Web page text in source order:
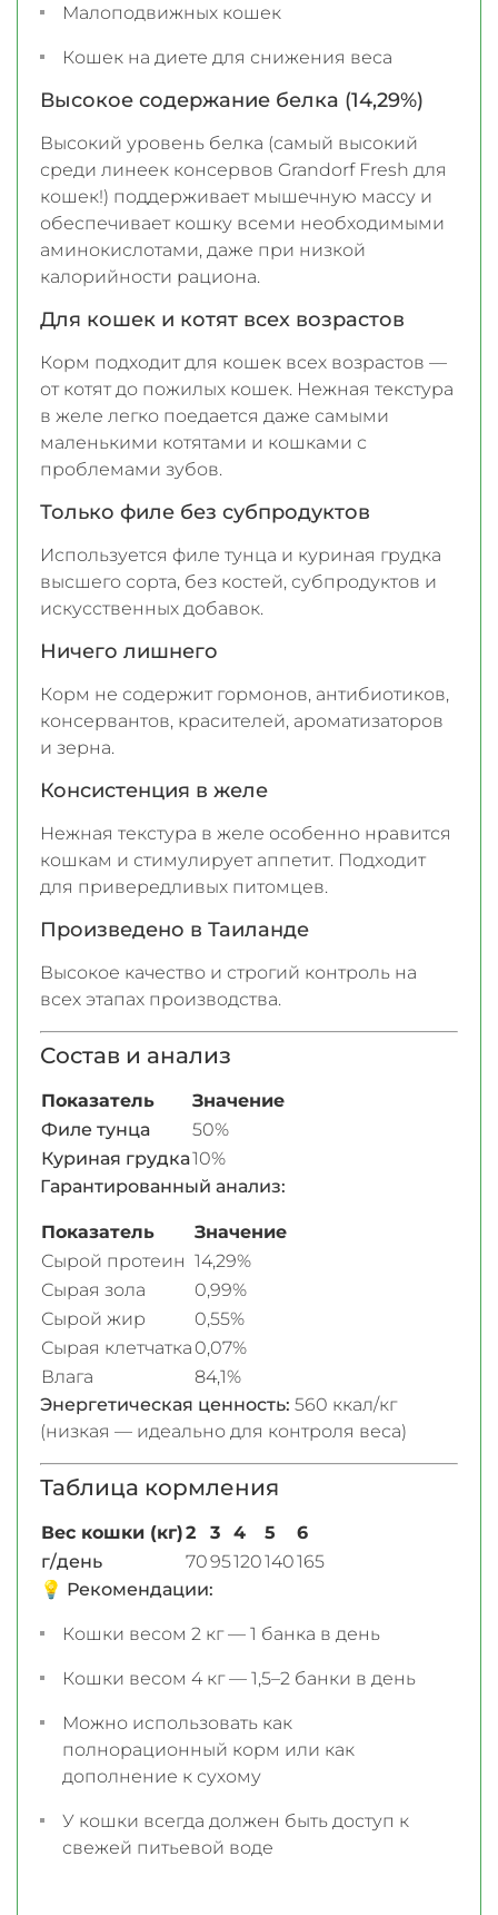
Малоподвижных кошек
Кошек на диете для снижения веса
Высокое содержание белка (14,29%)
Высокий уровень белка (самый высокий
среди линеек консервов Grandorf Fresh для
кошек!) поддерживает мышечную массу и
обеспечивает кошку всеми необходимыми
аминокислотами, даже при низкой
калорийности рациона.
Для кошек и котят всех возрастов
Корм подходит для кошек всех возрастов —
от котят до пожилых кошек. Нежная текстура
в желе легко поедается даже самыми
маленькими котятами и кошками с
проблемами зубов.
Только филе без субпродуктов
Используется филе тунца и куриная грудка
высшего сорта, без костей, субпродуктов и
искусственных добавок.
Ничего лишнего
Корм не содержит гормонов, антибиотиков,
консервантов, красителей, ароматизаторов
и зерна.
Консистенция в желе
Нежная текстура в желе особенно нравится
кошкам и стимулирует аппетит. Подходит
для привередливых питомцев.
Произведено в Таиланде
Высокое качество и строгий контроль на
всех этапах производства.
Состав и анализ
Показатель
Значение
Филе тунца
50%
Куриная грудка10%
Гарантированный анализ:
Показатель
Значение
Сырой протеин 14,29%
Сырая зола
0,99%
Сырой жир
0,55%
Сырая клетчатка 0,07%
Влага
84,1%
Энергетическая ценность: 560 ккал/кг
(низкая — идеально для контроля веса)
Таблица кормления
Вес кошки (кг)2 3 4 5
6
г/день
7095120140165
💡 Рекомендации:
Кошки весом 2 кг — 1 банка в день
Кошки весом 4 кг — 1,5–2 банки в день
Можно использовать как
полнорационный корм или как
дополнение к сухому
У кошки всегда должен быть доступ к
свежей питьевой воде